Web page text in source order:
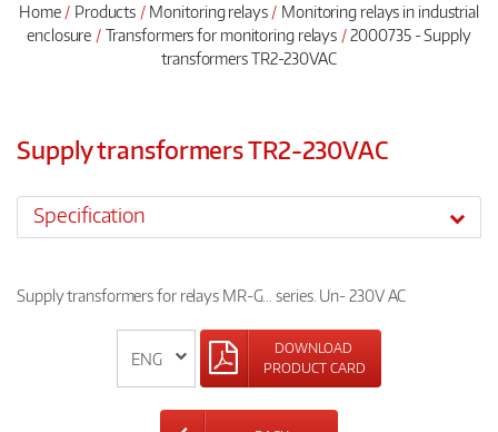
Home Products Monitoring relays
Monitoring relays in industrial
enclosure
Transformers for monitoring relays
2000735 - Supply
transformers TR2-230VAC
Supply transformers TR2-230VAC
Specification
Supply transformers for relays MR-G… series. Un- 230V AC
DOWNLOAD
PRODUCT CARD